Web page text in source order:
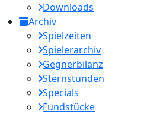
Downloads
Archiv
Spielzeiten
Spielerarchiv
Gegnerbilanz
Sternstunden
Specials
Fundstücke